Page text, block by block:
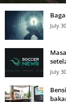
July
July